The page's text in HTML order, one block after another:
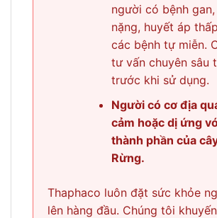
người có bệnh
nặng, huyết áp
các bệnh tự miễn.
tư vấn chuyên sâu
trước khi sử dụng.
Người có cơ địa
cảm hoặc dị ứng
thành phần của
Rừng.
Thaphaco luôn đặt sức khỏe
lên hàng đầu. Chúng tôi